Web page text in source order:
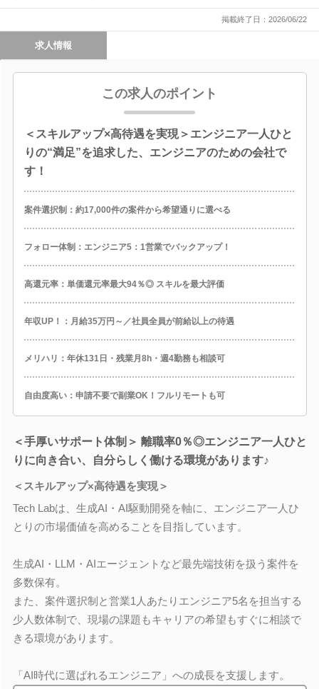
掲載終了日：2026/06/22
求人情報
この求人のポイント
＜スキルアップ×高待遇を実現＞エンジニア一人ひと
りの“満足”を追求した、エンジニアのための会社で
す！
案件選択制：約17,000件の案件から希望通りに選べる
フォロー体制：エンジニア5：1営業でバックアップ！
高還元率：単価還元率最大94％◎ スキルを最大評価
年収UP！：月給35万円～／社員全員が前給以上の待遇
メリハリ：年休131日・残業月8h・週4勤務も相談可
自由度高い：申請不要で副業OK！フルリモートも可
＜手厚いサポート体制＞ 離職率0％◎エンジニア一人ひと
りに向き合い、自分らしく働ける環境があります♪
＜スキルアップ×高待遇を実現＞
Tech Labは、生成AI・AI駆動開発を軸に、エンジニア一人ひ
とりの市場価値を高めることを目指しています。
生成AI・LLM・AIエージェントなど最先端技術を扱う案件を
多数保有。
また、案件選択制と営業1人あたりエンジニア5名を担当する
少人数体制で、現場の課題もキャリアの希望もすぐに相談で
きる環境があります。
「AI時代に選ばれるエンジニア」への成長を支援します。